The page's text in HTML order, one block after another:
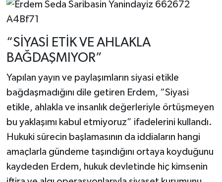
“SİYASİ ETİK VE AHLAKLA
BAĞDAŞMIYOR”
Yapılan yayın ve paylaşımların siyasi etikle
bağdaşmadığını dile getiren Erdem, “Siyasi
etikle, ahlakla ve insanlık değerleriyle örtüşmeyen
bu yaklaşımı kabul etmiyoruz” ifadelerini kullandı.
Hukuki sürecin başlamasının da iddiaların hangi
amaçlarla gündeme taşındığını ortaya koyduğunu
kaydeden Erdem, hukuk devletinde hiç kimsenin